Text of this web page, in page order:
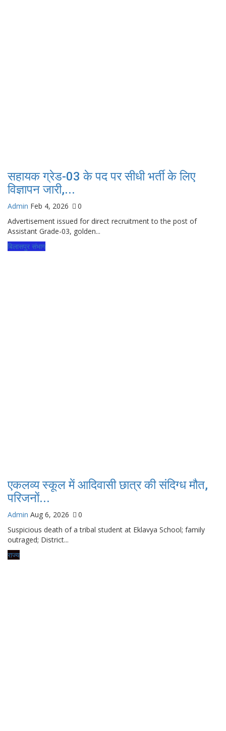
सहायक ग्रेड-03 के पद पर सीधी भर्ती के लिए
विज्ञापन जारी,...
Admin Feb 4, 2026
0
Advertisement issued for direct recruitment to the post of
Assistant Grade-03, golden...
बिलासपुर संभाग
एकलव्य स्कूल में आदिवासी छात्र की संदिग्ध मौत,
परिजनों...
Admin Aug 6, 2026
0
Suspicious death of a tribal student at Eklavya School; family
outraged; District...
राज्य